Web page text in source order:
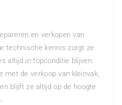
en verkopen van
technische kennis zorgt ze
altijd in topconditie blijven.
met de verkoop van kleinvak,
blijft ze altijd op de hoogte